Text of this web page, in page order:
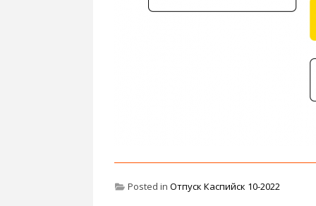
Posted in Отпуск Каспийск 10-2022